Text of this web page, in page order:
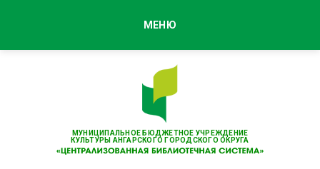
МУНИЦИПАЛЬНОЕ БЮДЖЕТНОЕ УЧРЕЖДЕНИЕ
КУЛЬТУРЫ АНГАРСКОГО ГОРОДСКОГО ОКРУГА
МЕНЮ